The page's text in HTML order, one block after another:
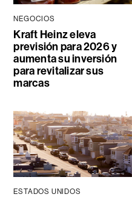
NEGOCIOS
Kraft Heinz eleva
previsión para 2026 y
aumenta su inversión
para revitalizar sus
marcas
ESTADOS UNIDOS